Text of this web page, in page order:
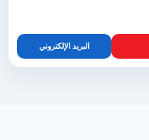
البريد الإلكتروني